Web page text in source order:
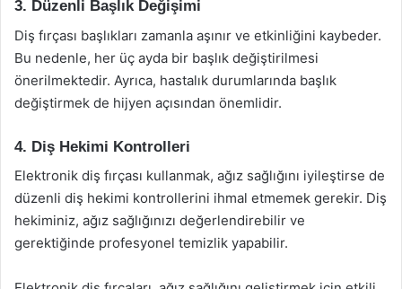
3. Düzenli Başlık Değişimi
Diş fırçası başlıkları zamanla aşınır ve etkinliğini kaybeder.
Bu nedenle, her üç ayda bir başlık değiştirilmesi
önerilmektedir. Ayrıca, hastalık durumlarında başlık
değiştirmek de hijyen açısından önemlidir.
4. Diş Hekimi Kontrolleri
Elektronik diş fırçası kullanmak, ağız sağlığını iyileştirse de
düzenli diş hekimi kontrollerini ihmal etmemek gerekir. Diş
hekiminiz, ağız sağlığınızı değerlendirebilir ve
gerektiğinde profesyonel temizlik yapabilir.